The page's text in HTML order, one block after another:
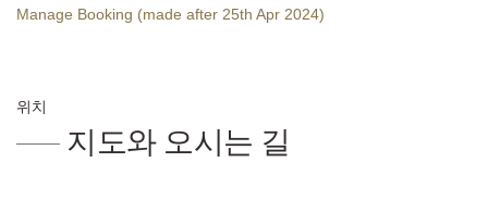
Manage Booking (made after 25th Apr 2024)
위치
지도와 오시는 길